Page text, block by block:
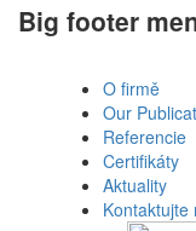
Big footer
O firmě
Our
Referencie
Certifikáty
Aktuality
Kontaktujte